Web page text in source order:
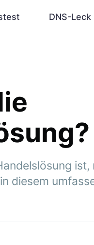
DNS-Leck
ist,
diesem